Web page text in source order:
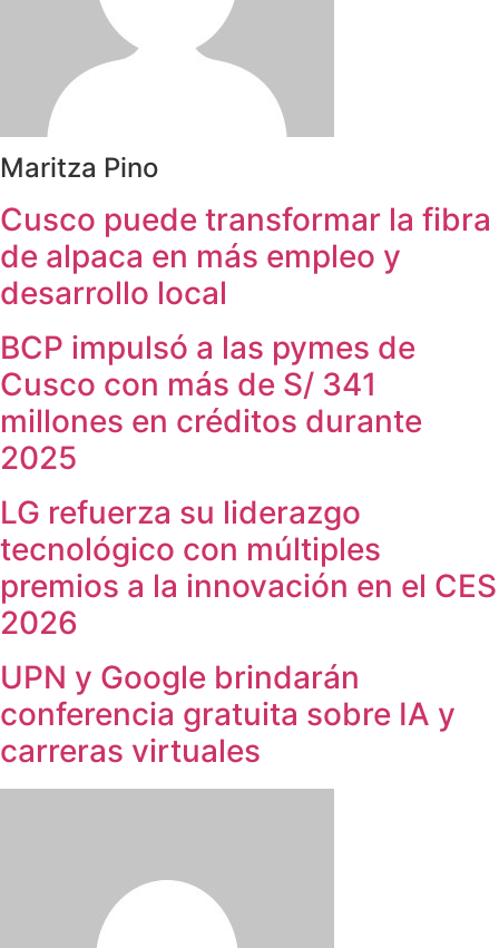
Maritza Pino
Cusco puede transformar la fibra
de alpaca en más empleo y
desarrollo local
BCP impulsó a las pymes de
Cusco con más de S/ 341
millones en créditos durante
2025
LG refuerza su liderazgo
tecnológico con múltiples
premios a la innovación en el CES
2026
UPN y Google brindarán
conferencia gratuita sobre IA y
carreras virtuales